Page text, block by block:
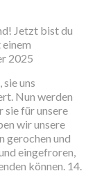
Jetzt bist du
2025
uns
Nun werden
sie für unsere
wir unsere
gerochen und
eingefroren,
können. 14.